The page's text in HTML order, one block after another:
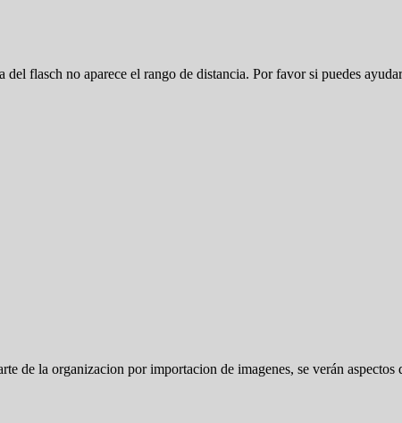
flasch no aparece el rango de distancia. Por favor si puedes
de la organizacion por importacion de imagenes, se verán aspectos